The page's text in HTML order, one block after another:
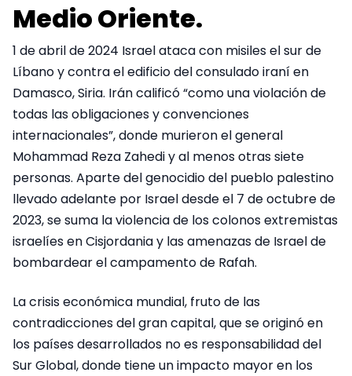
Medio Oriente.
1 de abril de 2024 Israel ataca con misiles el sur de
Líbano y contra el edificio del consulado iraní en
Damasco, Siria. Irán calificó “como una violación de
todas las obligaciones y convenciones
internacionales”, donde murieron el general
Mohammad Reza Zahedi y al menos otras siete
personas. Aparte del genocidio del pueblo palestino
llevado adelante por Israel desde el 7 de octubre de
2023, se suma la violencia de los colonos extremistas
israelíes en Cisjordania y las amenazas de Israel de
bombardear el campamento de Rafah.
La crisis económica mundial, fruto de las
contradicciones del gran capital, que se originó en
los países desarrollados no es responsabilidad del
Sur Global, donde tiene un impacto mayor en los